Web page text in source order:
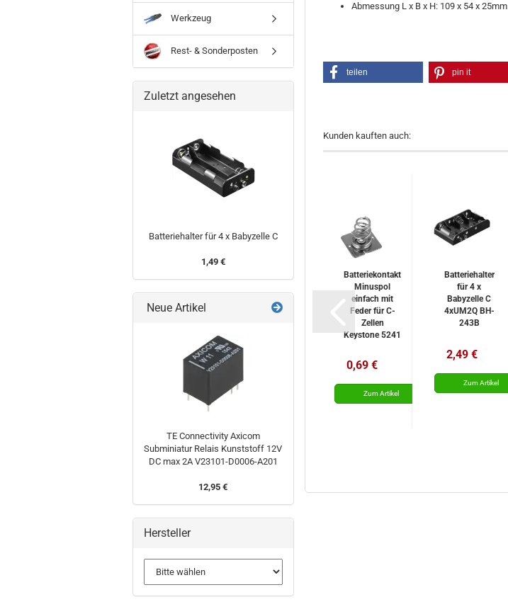
Abmessung L x B x H: 109 x 54 x 25mm
teilen pin it
Kunden kauften auch:
K8067 WHADDA
Batteriekontakt
Minuspol
einfach mit
Feder für C-
Zellen
Keystone 5241
0,69 €
Batteriehalter
für 4 x
Babyzelle C
4xUM2Q BH-
243B
2,49 €
Werkzeug
Rest- & Sonderposten
Zuletzt angesehen
Batteriehalter für 4 x Babyzelle C
1,49 €
Neue Artikel
TE Connectivity Axicom
Subminiatur Relais Kunststoff 12V
DC max 2A V23101-D0006-A201
12,95 €
Hersteller